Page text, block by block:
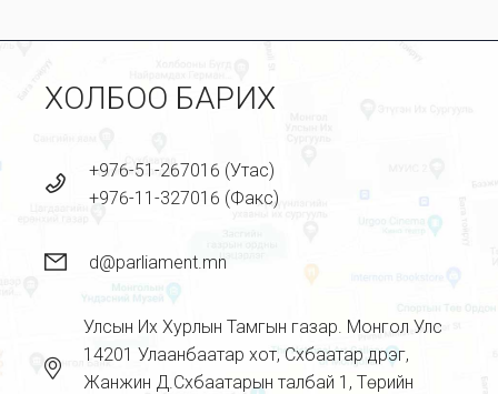
ХОЛБОО БАРИХ
+976-51-267016 (Утас)
+976-11-327016 (Факс)
d@parliament.mn
Улсын Их Хурлын Тамгын газар. Монгол Улс
14201 Улаанбаатар хот, Сүхбаатар дүүрэг,
Жанжин Д.Сүхбаатарын талбай 1, Төрийн